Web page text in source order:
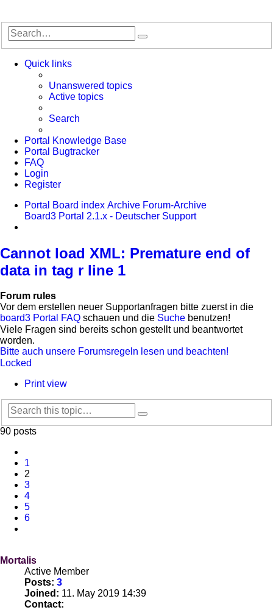
Search
search
Quick links
Unanswered topics
Active topics
Search
Portal Knowledge Base
Portal Bugtracker
FAQ
Login
Register
Portal
Board index Archive Forum-Archive
Board3 Portal 2.1.x - Deutscher Support
Cannot load XML: Premature end of
data in tag r line 1
Forum rules
Vor dem erstellen neuer Supportanfragen bitte zuerst in die
board3 Portal FAQ schauen und die Suche benutzen!
Viele Fragen sind bereits schon gestellt und beantwortet
worden.
Bitte auch unsere Forumsregeln lesen und beachten!
Locked
Print view
Search
search
90 posts
Previous
1
2
3
4
5
6
Mortalis
Active Member
Posts: 3
Joined: 11. May 2019 14:39
Contact: